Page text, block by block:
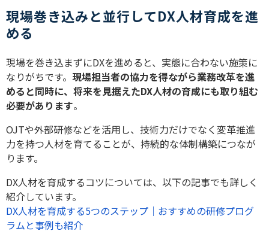
現場巻き込みと並行してDX人材育成を進
める
現場を巻き込まずにDXを進めると、実態に合わない施策に
なりがちです。 現場担当者の協力を得ながら業務改革を進
めると同時に、将来を見据えたDX人材の育成にも取り組む
必要があります。
OJTや外部研修などを活用し、技術力だけでなく変革推進
力を持つ人材を育てることが、持続的な体制構築につなが
ります。
DX人材を育成するコツについては、以下の記事でも詳しく
紹介しています。
DX人材を育成する5つのステップ｜おすすめの研修プログ
ラムと事例も紹介